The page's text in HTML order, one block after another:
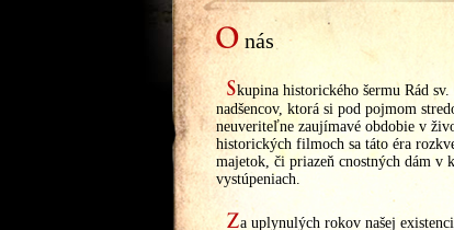
O nás
Skupina historického šermu Rád
nadšencov, ktorá si pod pojmom
neuveriteľne zaujímavé obdobie v
historických filmoch sa táto éra
majetok, či priazeň cnostných dám v
vystúpeniach.
Za uplynulých rokov našej